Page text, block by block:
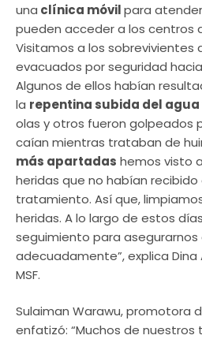
una clínica móvilpara
pueden acceder a los centros
Visitamos a los sobrevivientes
evacuados por seguridad
Algunos de ellos habían
la repentina subida del agua
olas y otros fueron golpeados
caían mientras trataban de
más apartadas hemos visto
heridas que no habían
tratamiento. Así que,
heridas. A lo largo de estos
seguimiento para
adecuadamente”, explica
MSF.
Sulaiman Warawu, promotora
enfatizó: “Muchos de nuestros